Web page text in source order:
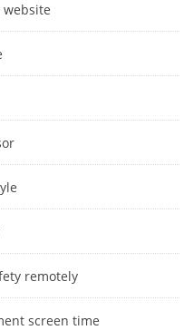
remotely
screen time